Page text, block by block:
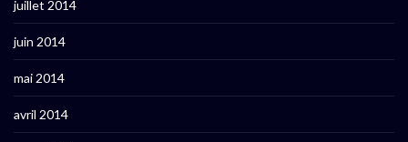
juillet 2014
juin 2014
mai 2014
avril 2014